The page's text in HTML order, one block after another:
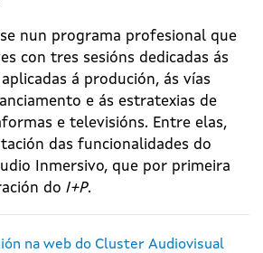
nun programa profesional que
con tres sesións dedicadas ás
á produción, ás vías
e ás estratexias de
e televisións. Entre elas,
das funcionalidades do
Inmersivo, que por primeira
do I+P.
na web do Cluster Audiovisual